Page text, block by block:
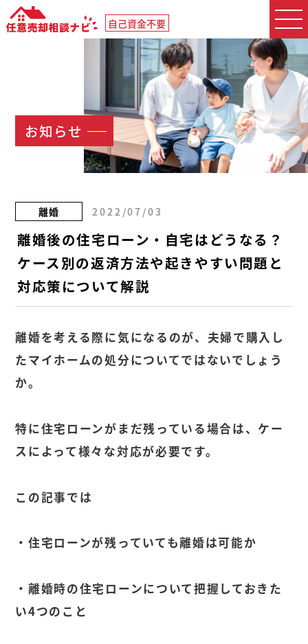
自己資金不要
お知らせ
離婚 2022/07/03
離婚後の住宅ローン・自宅はどうなる？
ケース別の返済方法や起きやすい問題と
対応策について解説
離婚を考える際に気になるのが、夫婦で購入し
たマイホームの処分についてではないでしょう
か。
特に住宅ローンがまだ残っている場合は、ケー
スによって様々な対応が必要です。
この記事では
・住宅ローンが残っていても離婚は可能か
・離婚時の住宅ローンについて把握しておきた
い4つのこと